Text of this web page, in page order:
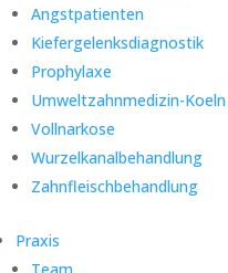
Angstpatienten
Kiefergelenksdiagnostik
Prophylaxe
Umweltzahnmedizin-Koeln
Vollnarkose
Wurzelkanalbehandlung
Zahnfleischbehandlung
Praxis